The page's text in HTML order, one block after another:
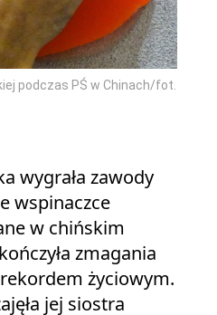
podczas PŚ w Chinach/fot.
wygrała zawody
wspinaczce
w chińskim
zmagania
życiowym.
jej siostra